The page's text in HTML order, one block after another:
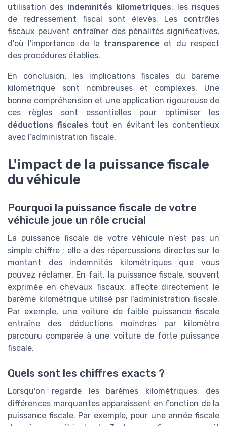
utilisation des indemnités kilometriques, les risques
de redressement fiscal sont élevés. Les contrôles
fiscaux peuvent entraîner des pénalités significatives,
d'où l'importance de la transparence et du respect
des procédures établies.
En conclusion, les implications fiscales du bareme
kilometrique sont nombreuses et complexes. Une
bonne compréhension et une application rigoureuse de
ces règles sont essentielles pour optimiser les
déductions fiscales tout en évitant les contentieux
avec l’administration fiscale.
L'impact de la puissance fiscale
du véhicule
Pourquoi la puissance fiscale de votre
véhicule joue un rôle crucial
La puissance fiscale de votre véhicule n’est pas un
simple chiffre ; elle a des répercussions directes sur le
montant des indemnités kilométriques que vous
pouvez réclamer. En fait, la puissance fiscale, souvent
exprimée en chevaux fiscaux, affecte directement le
barème kilométrique utilisé par l'administration fiscale.
Par exemple, une voiture de faible puissance fiscale
entraîne des déductions moindres par kilomètre
parcouru comparée à une voiture de forte puissance
fiscale.
Quels sont les chiffres exacts ?
Lorsqu'on regarde les barèmes kilométriques, des
différences marquantes apparaissent en fonction de la
puissance fiscale. Par exemple, pour une année fiscale